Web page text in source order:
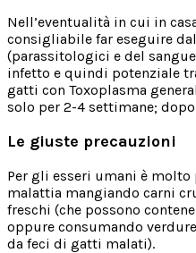
Nell’eventualità in cui in
consigliabile far eseguire
(parassitologici e del
infetto e quindi potenziale
gatti con Toxoplasma
solo per 2-4 settimane;
Le giuste precauzioni
Per gli esseri umani è
malattia mangiando carni
freschi (che possono
oppure consumando
da feci di gatti malati).